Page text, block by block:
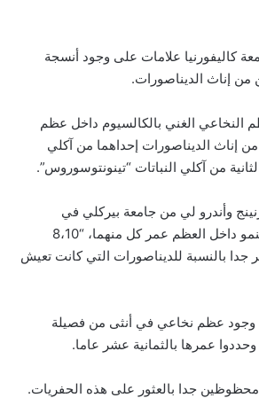
كاليفورنيا علامات على وجود أنسجة
من إناث الديناصورات.
النخاعي الغني بالكالسيوم داخل عظم
من إناث الديناصورات إحداهما من آكلي
من آكلي النباتات “تينونتوسوروس”.
وأندرو لي من جامعة بيركلي في
كاليفورنيا من حلقات النمو داخل العظم عمر كل منهما، “8،10
بالنسبة للديناصورات التي كانت تعيش
وجود عظم نخاعي في أنثى من فصيلة
عمرها بالثمانية عشر عاما.
محظوظين جدا بالعثور على هذه الحفريات.